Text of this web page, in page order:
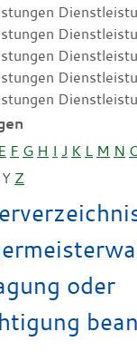
E F G H I J K L M N
Y Z
oder